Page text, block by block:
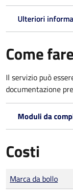
Ulteriori
Come
Il servizio può
documentazione
Moduli da
Costi
Tipo di pagamento
Importo
Marca da bollo